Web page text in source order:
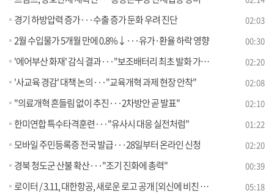
경기 하방압력 증가···수출 증가 둔화 우려 진단 02:03
2월 수입물가 5개월 만에 0.8%↓···유가·환율 하락 영향 00:30
'에어부산 화재' 감식 결과···"보조배터리 최초 발화 가능성" 02:20
'사교육 경감' 대책 논의···"교육개혁 과제 현장 안착" 02:08
"의료개혁 흔들림 없이 추진···2차방안 곧 발표" 02:10
한미연합 특수타격훈련···"유사시 대응 실전처럼" 01:22
모바일 주민등록증 전국 발급···28일부터 온라인 신청 02:20
경북 청도군 산불 확산···"조기 진화에 총력" 00:39
로이터 / 3.11, 대한항공, 새로운 로고 공개 [외신에 비친 한국] 05:18